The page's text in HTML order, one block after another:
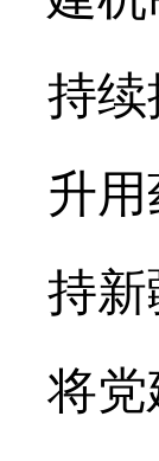
持
升
持
将